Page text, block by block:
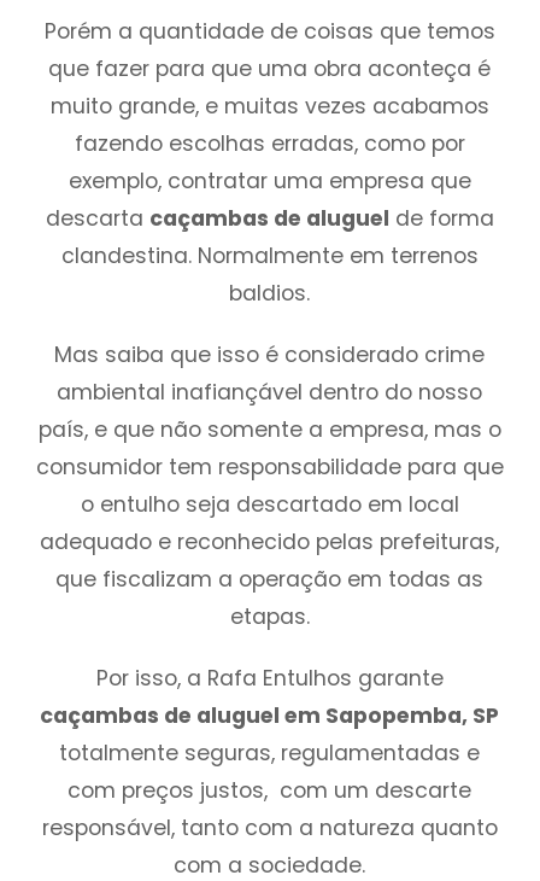
Porém a quantidade de coisas que temos
que fazer para que uma obra aconteça é
muito grande, e muitas vezes acabamos
fazendo escolhas erradas, como por
exemplo, contratar uma empresa que
descarta caçambas de aluguel de forma
clandestina. Normalmente em terrenos
baldios.
Mas saiba que isso é considerado crime
ambiental inafiançável dentro do nosso
país, e que não somente a empresa, mas o
consumidor tem responsabilidade para que
o entulho seja descartado em local
adequado e reconhecido pelas prefeituras,
que fiscalizam a operação em todas as
etapas.
Por isso, a Rafa Entulhos garante
caçambas de aluguel em Sapopemba, SP
totalmente seguras, regulamentadas e
com preços justos, com um descarte
responsável, tanto com a natureza quanto
com a sociedade.